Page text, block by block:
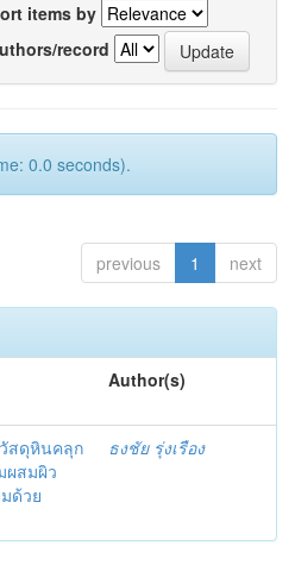
items by
record
0.0 seconds).
previous 1 next
Author(s)
สดุหินคลุก
ผสมผิว
ด้วย
ธงชัย รุ่งเรือง